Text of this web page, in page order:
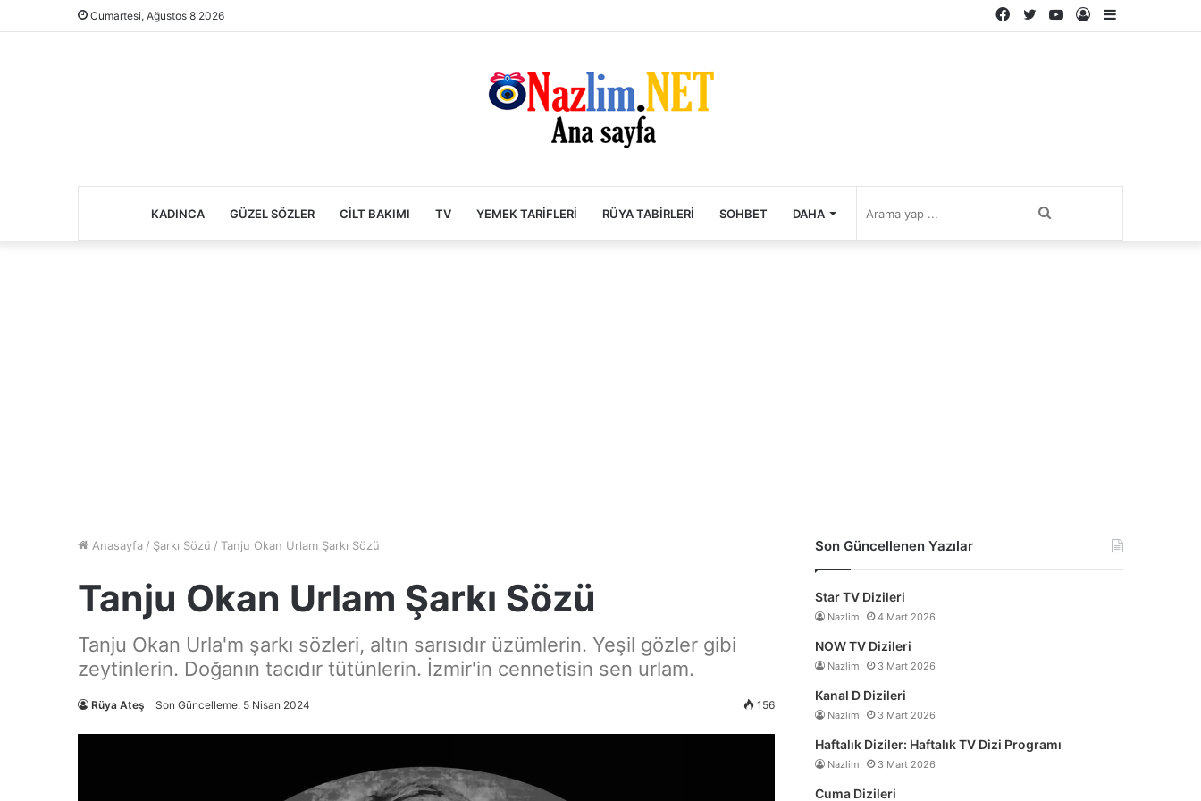
Cumartesi, Ağustos 8 2026
Kenar
Kayıt
YouTube
Twitter
Facebook
KADINCA GÜZEL SÖZLER CILT BAKIMI TV YEMEK TARIFLERI RÜYA TABIRLERI SOHBET DAHA
Anasayfa / Şarkı Sözü / Tanju Okan Urlam Şarkı Sözü
Tanju Okan Urlam Şarkı Sözü
Tanju Okan Urla'm şarkı sözleri, altın sarısıdır üzümlerin. Yeşil gözler gibi
zeytinlerin. Doğanın tacıdır tütünlerin. İzmir'in cennetisin sen urlam.
Rüya Ateş Son Güncelleme: 5 Nisan 2024 156
Son Güncellenen Yazılar
Star TV Dizileri
Nazlim 4 Mart 2026
NOW TV Dizileri
Nazlim 3 Mart 2026
Kanal D Dizileri
Nazlim 3 Mart 2026
Haftalık Diziler: Haftalık TV Dizi Programı
Nazlim 3 Mart 2026
Cuma Dizileri